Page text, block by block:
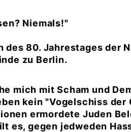
Niemals!"
des 80. Jahrestages der
zu Berlin.
mich mit Scham und
kein "Vogelschiss der
ermordete Juden
es, gegen jedweden